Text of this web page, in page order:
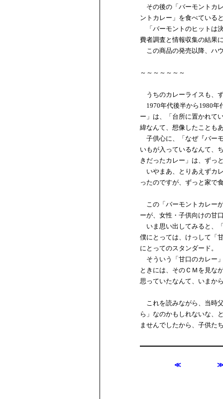
その後の「バーモントカ
ントカレー」を食べている
「バーモントのヒットは
費者調査と情報収集の結果
この商品の発売以降、ハ
～～～～～～～
うちのカレーライスも、
1970年代後半から1980年
ー」は、「台所に置かれて
緯なんて、想像したことも
子供心に、「なぜ『バー
いもが入っているなんて、
きだったカレー」は、ずっ
いやまあ、とりあえずカ
ったのですが、ずっと家で
この「バーモントカレー
ーが、女性・子供向けの甘
いま思い出してみると、
僕にとっては、けっして「
にとってのスタンダード。
そういう「甘口のカレー
ときには、そのＣＭを見な
思っていたなんて、いまか
これを読みながら、当時
ら」なのかもしれないな、
ませんでしたから、子供た
≪